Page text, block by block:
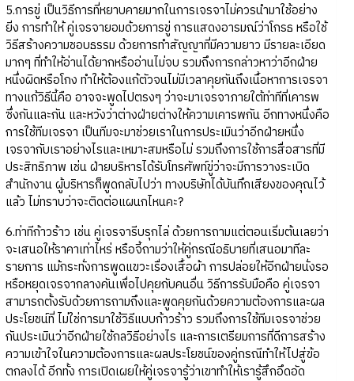
5.การขู่ เป็นวิธีการที่หยาบคายมากในการเจรจาไม่ควรนำมาใช้อย่าง
ยิ่ง การทำให้ คู่เจรจายอมด้วยการขู่ การแสดงอารมณ์ว่าโกรธ หรือใช้
วิธีสร้างความชอบธรรม ด้วยการทำสัญญาที่มีความยาว มีรายละเอียด
มากๆ ที่ทำให้อ่านได้ยากหรืออ่านไม่จบ รวมถึงการกล่าวหาว่าอีกฝ่าย
หนึ่งผิดหรือโกง ทำให้ต้องแก้ตัวจนไม่มีเวลาคุยกันถึงเนื้อหาการเจรจา
ทางแก้วิธีนี้คือ อาจจะพูดไปตรงๆ ว่าจะมาเจรจาภายใต้ท่าทีที่เคารพ
ซึ่งกันและกัน และหวังว่าต่างฝ่ายต่างให้ความเคารพกัน อีกทางหนึ่งคือ
การใช้ทีมเจรจา เป็นทีมจะมาช่วยเราในการประเมินว่าอีกฝ่ายหนึ่ง
เจรจากับเราอย่างไรและเหมาะสมหรือไม่ รวมถึงการใช้การสื่อสารที่มี
ประสิทธิภาพ เช่น ฝ่ายบริหารได้รับโทรศัพท์ขู่ว่าจะมีการวางระเบิด
สำนักงาน ผู้บริหารก็พูดกลับไปว่า ทางบริษัทได้บันทึกเสียงของคุณไว้
แล้ว ไม่ทราบว่าจะติดต่อแผนกไหนคะ?
6.ท่าทีก้าวร้าว เช่น คู่เจรจารีบรุกไล่ ด้วยการถามแต่ตอนเริ่มต้นเลยว่า
จะเสนอให้ราคาเท่าไหร่ หรือจี้ถามว่าให้คู่กรณีอธิบายที่เสนอมาทีละ
รายการ แม้กระทั่งการพูดแขวะเรื่องเสื้อผ้า การปล่อยให้อีกฝ่ายนั่งรอ
หรือหยุดเจรจากลางคันเพื่อไปคุยกับคนอื่น วิธีการรับมือคือ คู่เจรจา
สามารถตั้งรับด้วยการถามถึงและพูดคุยกันด้วยความต้องการและผล
ประโยชน์ที่ ไม่ใช่การมาใช้วิธีแบบก้าวร้าว รวมถึงการใช้ทีมเจรจาช่วย
กันประเมินว่าอีกฝ่ายใช้กลวิธีอย่างไร และการเตรียมการที่ดีการสร้าง
ความเข้าใจในความต้องการและผลประโยชน์ของคู่กรณีทำให้ไปสู่ข้อ
ตกลงได้ อีกทั้ง การเปิดเผยให้คู่เจรจารู้ว่าเขาทำให้เรารู้สึกอึดอัด